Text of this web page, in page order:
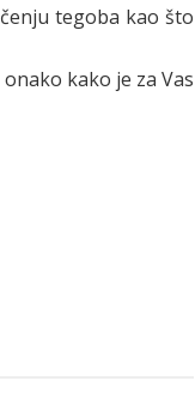
tegoba kao što
kako je za Vas